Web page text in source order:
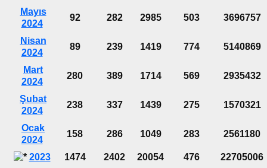
Mayıs
2024
92 282 2985 503 3696757
Nisan
2024
89 239 1419 774 5140869
Mart
2024
280 389 1714 569 2935432
Şubat
2024
238 337 1439 275 1570321
Ocak
2024
158 286 1049 283 2561180
2023 1474 2402 20054 476
22705006